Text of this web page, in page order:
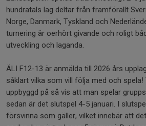
hundratals lag deltar från framförallt
Norge, Danmark, Tyskland och
turnering är oerhört givande och roligt
utveckling och laganda.
ÄLI F12-13 är anmälda till 2026 års
såklart vilka som vill följa med och spela!
uppbyggd på så vis att man spelar
sedan är det slutspel 4-5 januari. I
försvinna som gäller, vilket innebär att